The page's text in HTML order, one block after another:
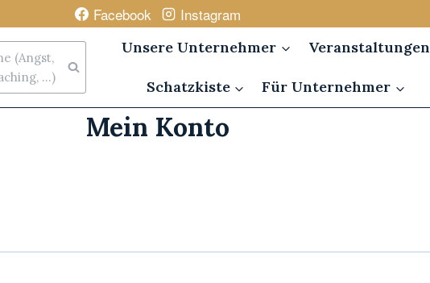
Facebook Instagram
(Angst,
...)
Unsere Unternehmer Veranstaltungen
Schatzkiste Für Unternehmer
Mein Konto